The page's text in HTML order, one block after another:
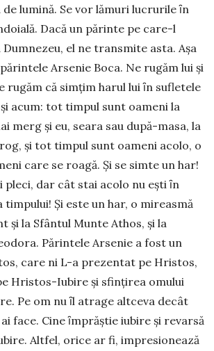
de lumină. Se vor lămuri lucrurile ȋn
Dacă un părinte pe care-l
el ne transmite asta. Așa
Arsenie Boca. Ne rugăm lui şi
rugăm că simţim ha­rul lui ȋn sufletele
acum: tot timpul sunt oameni la
merg şi eu, seara sau după-masa, la
şi tot timpul sunt oameni acolo, o
care se roagă. Și se simte un har!
pleci, dar cât stai acolo nu eşti ȋn
Și este un har, o mireasmă
şi la Sfântul Munte Athos, şi la
Părintele Arsenie a fost un
care ni L-a prezentat pe Hristos,
Hristos-Iubire şi sfinţirea omului
Pe om nu ȋl atrage altceva decât
face. Cine ȋmprăştie iubire şi revarsă
Altfel, orice ar fi, impre­sionează